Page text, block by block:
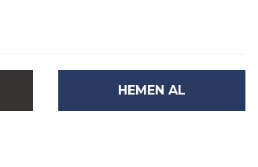
HEMEN AL